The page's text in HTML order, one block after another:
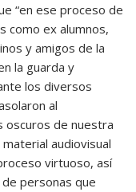
“en ese proceso de
como ex alumnos,
y amigos de la
la guarda y
los diversos
al
oscuros de nuestra
audiovisual
virtuoso, así
personas que